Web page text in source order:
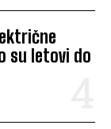
su letovi do